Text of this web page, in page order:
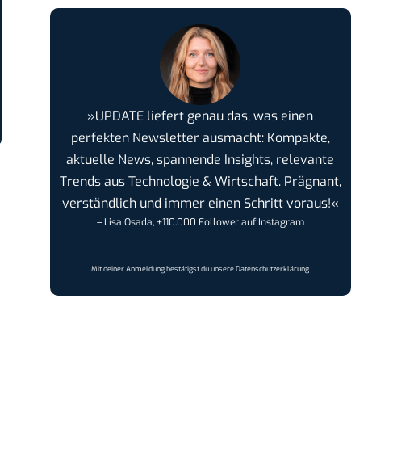
»UPDATE liefert genau das, was einen
perfekten Newsletter ausmacht: Kompakte,
aktuelle News, spannende Insights, relevante
Trends aus Technologie & Wirtschaft. Prägnant,
verständlich und immer einen Schritt voraus!«
– Lisa Osada, +110.000 Follower auf Instagram
Mit deiner Anmeldung bestätigst du unsereDatenschutzerklärung